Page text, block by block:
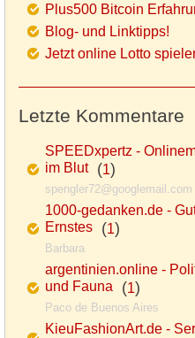
Plus500 Bitcoin
Blog- und Linktipps!
Jetzt online Lotto
Letzte Kommentare
SPEEDxpertz -
im Blut(1)
spengler72@googlemail.com
1000-gedanken.de -
Ernstes (1)
Barbara
argentinien.online -
und Fauna (1)
Paco de Buenos Aires
KieuFashionArt.de -